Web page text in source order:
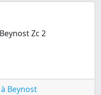
Zc 2
Beynost